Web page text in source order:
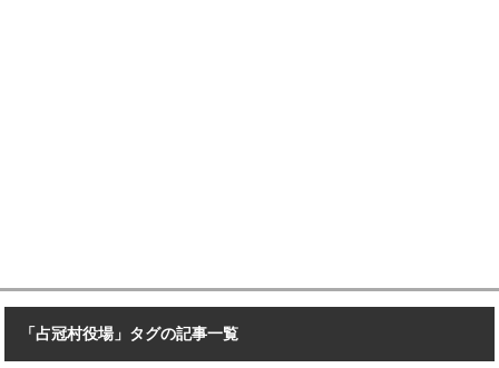
「占冠村役場」タグの記事一覧